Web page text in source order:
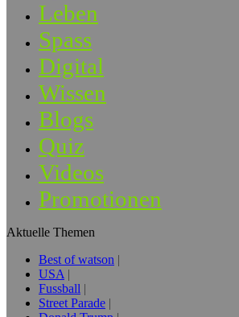
Leben
Spass
Digital
Wissen
Blogs
Quiz
Videos
Promotionen
Aktuelle Themen
Best of watson
USA
Fussball
Street Parade